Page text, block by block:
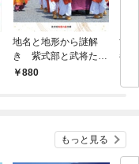
地名と地形から謎解
き 紫式部と武将たち
の「京都」
880
世
都
もっと見る